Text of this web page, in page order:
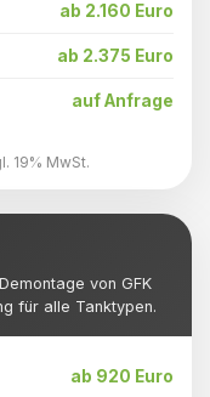
ab 2.160 Euro
ab 2.375 Euro
auf Anfrage
19% MwSt.
von GFK
für alle Tanktypen.
ab 920 Euro